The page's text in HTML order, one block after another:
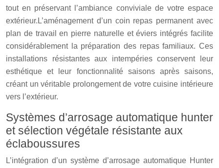
tout en préservant l’ambiance conviviale de votre espace
extérieur.L’aménagement d’un coin repas permanent avec
plan de travail en pierre naturelle et éviers intégrés facilite
considérablement la préparation des repas familiaux. Ces
installations résistantes aux intempéries conservent leur
esthétique et leur fonctionnalité saisons après saisons,
créant un véritable prolongement de votre cuisine intérieure
vers l’extérieur.
Systèmes d’arrosage automatique hunter
et sélection végétale résistante aux
éclaboussures
L’intégration d’un système d’arrosage automatique Hunter